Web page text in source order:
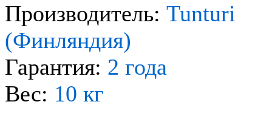
Производитель: Tunturi
(Финляндия)
Гарантия: 2 года
Вес: 10 кг